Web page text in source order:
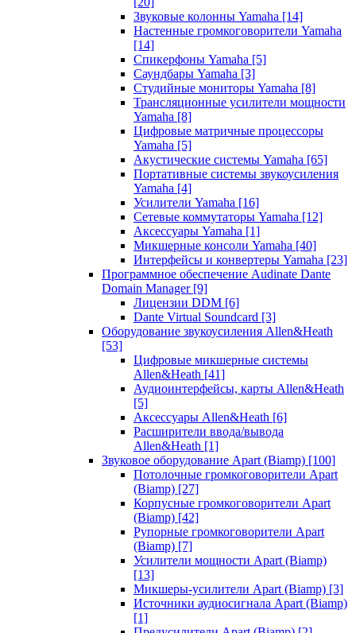
Звуковые колонны Yamaha [14]
Настенные громкоговорители Yamaha
[14]
Спикерфоны Yamaha [5]
Саундбары Yamaha [3]
Студийные мониторы Yamaha [8]
Трансляционные усилители мощности
Yamaha [8]
Цифровые матричные процессоры
Yamaha [5]
Акустические системы Yamaha [65]
Портативные системы звукоусиления
Yamaha [4]
Усилители Yamaha [16]
Сетевые коммутаторы Yamaha [12]
Аксессуары Yamaha [1]
Микшерные консоли Yamaha [40]
Интерфейсы и конвертеры Yamaha [23]
Программное обеспечение Audinate Dante
Domain Manager [9]
Лицензии DDM [6]
Dante Virtual Soundcard [3]
Оборудование звукоусиления Allen&Heath
[53]
Цифровые микшерные системы
Allen&Heath [41]
Аудиоинтерфейсы, карты Allen&Heath
[5]
Аксессуары Allen&Heath [6]
Расширители ввода/вывода
Allen&Heath [1]
Звуковое оборудование Apart (Biamp) [100]
Потолочные громкоговорители Apart
(Biamp) [27]
Корпусные громкоговорители Apart
(Biamp) [42]
Рупорные громкоговорители Apart
(Biamp) [7]
Усилители мощности Apart (Biamp)
[13]
Микшеры-усилители Apart (Biamp) [3]
Источники аудиосигнала Apart (Biamp)
[1]